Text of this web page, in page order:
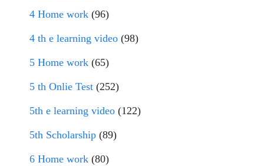
4 Home work (96)
4 th e learning video (98)
5 Home work (65)
5 th Onlie Test (252)
5th e learning video (122)
5th Scholarship (89)
6 Home work (80)